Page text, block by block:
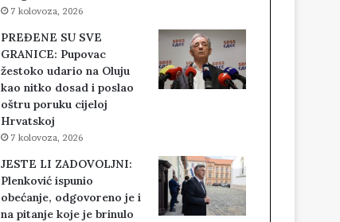
7 kolovoza, 2026
PREĐENE SU SVE
GRANICE: Pupovac
žestoko udario na Oluju
kao nitko dosad i poslao
oštru poruku cijeloj
Hrvatskoj
7 kolovoza, 2026
JESTE LI ZADOVOLJNI:
Plenković ispunio
obećanje, odgovoreno je i
na pitanje koje je brinulo